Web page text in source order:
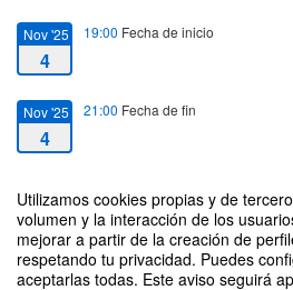
Utilizamos cookies propias y de
volumen y la interacción de los
mejorar a partir de la creación de
respetando tu privacidad. Puedes
aceptarlas todas. Este aviso seguirá
Nov '25
4
19:00 Fecha de inicio
Nov '25
4
21:00 Fecha de fin
Foro de diálogo: Nuevos referentes en la